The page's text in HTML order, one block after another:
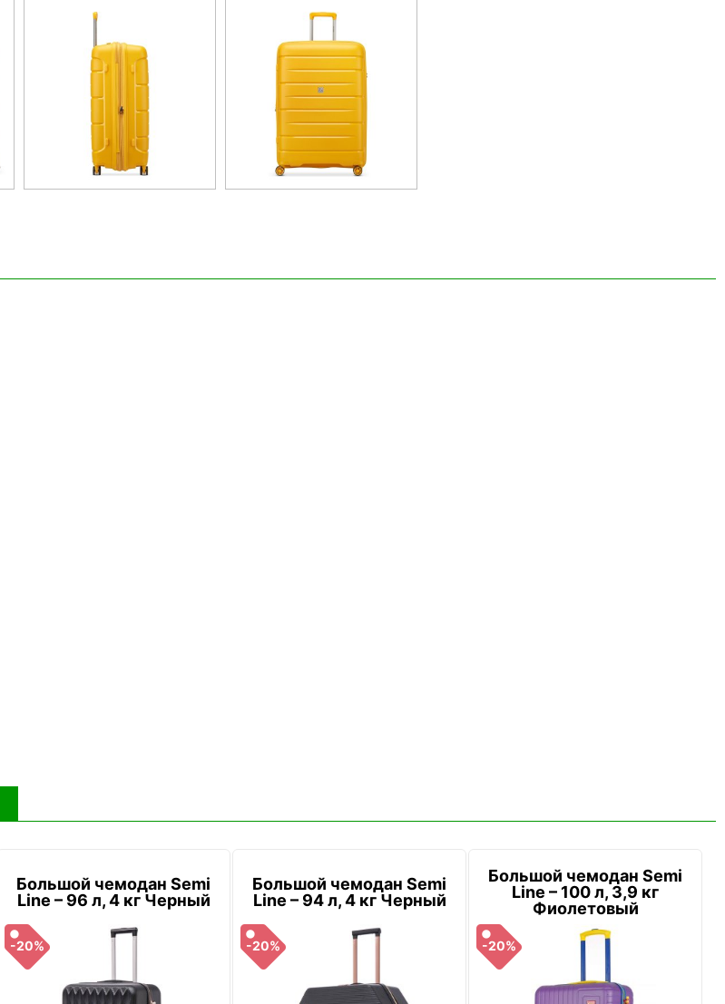
Большой чемодан Semi
Line – 96 л, 4 кг Черный
-20%
Большой чемодан Semi
Line – 94 л, 4 кг Черный
-20%
Большой чемодан Semi
Line – 100 л, 3,9 кг
Фиолетовый
-20%